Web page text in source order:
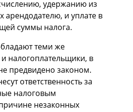
удержанию из
арендодателю, и уплате в
суммы налога.
теми же
налогоплательщики, в
предвидено законом.
ответственность за
налоговым
незаконных